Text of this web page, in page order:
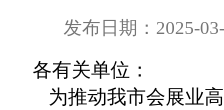
发布日期：2025-
各有关单位：
为推动我市会展业